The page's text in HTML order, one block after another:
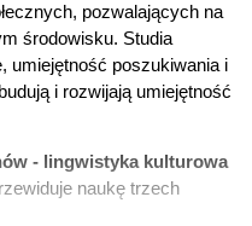
pozwalających na
środowisku. Studia
umiejętność poszukiwania i
i rozwijają umiejętność
- lingwistyka kulturowa
naukę trzech